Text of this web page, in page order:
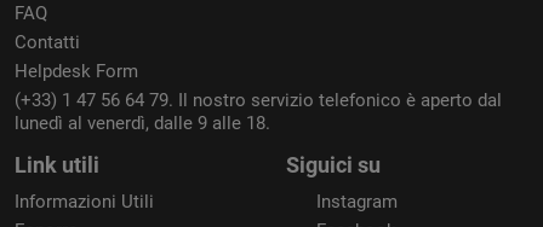
FAQ
Contatti
Helpdesk Form
(+33) 1 47 56 64 79. Il nostro servizio telefonico è aperto dal
lunedì al venerdì, dalle 9 alle 18.
Link utili
Informazioni Utili
Siguici su
Instagram